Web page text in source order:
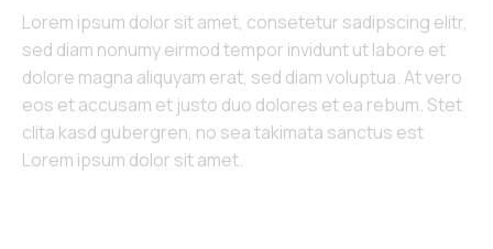
Lorem ipsum dolor sit amet, consetetur sadipscing elitr,
sed diam nonumy eirmod tempor invidunt ut labore et
dolore magna aliquyam erat, sed diam voluptua. At vero
eos et accusam et justo duo dolores et ea rebum. Stet
clita kasd gubergren, no sea takimata sanctus est
Lorem ipsum dolor sit amet.